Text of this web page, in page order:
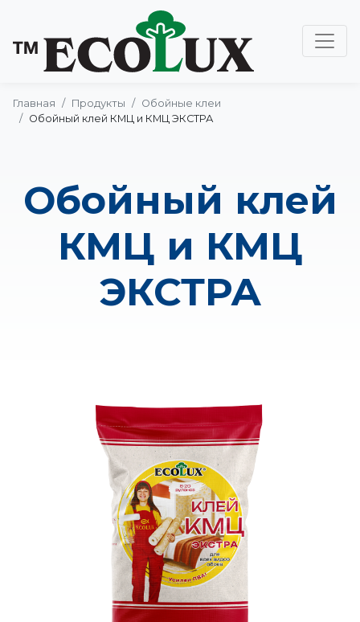
Главная Продукты
Обойные клеи
Обойный клей КМЦ и КМЦ ЭКСТРА
Обойный клей
КМЦ и КМЦ
ЭКСТРА